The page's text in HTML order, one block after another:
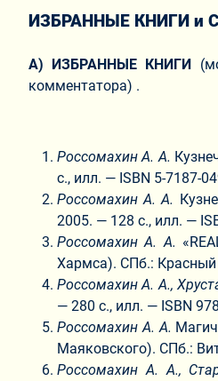
ИЗБРАННЫЕ КНИГИ и
А) ИЗБРАННЫЕ КНИГИ
комментатора) .
Россомахин А. А.
с., илл. — ISBN 5-7187-
Россомахин А. А.
2005. — 128 с., илл. —
Россомахин А. А.
Хармса). СПб.: Красный
Россомахин А. А.,
— 280 с., илл. — ISBN
Россомахин А. А.
Маяковского). СПб.:
Россомахин А. А.,